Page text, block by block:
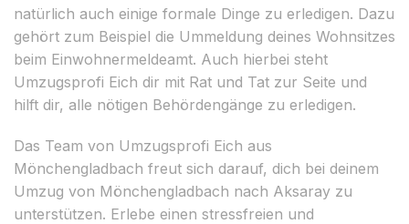
natürlich auch einige formale Dinge zu erledigen. Dazu
gehört zum Beispiel die Ummeldung deines Wohnsitzes
beim Einwohnermeldeamt. Auch hierbei steht
Umzugsprofi Eich dir mit Rat und Tat zur Seite und
hilft dir, alle nötigen Behördengänge zu erledigen.
Das Team von Umzugsprofi Eich aus
Mönchengladbach freut sich darauf, dich bei deinem
Umzug von Mönchengladbach nach Aksaray zu
unterstützen. Erlebe einen stressfreien und